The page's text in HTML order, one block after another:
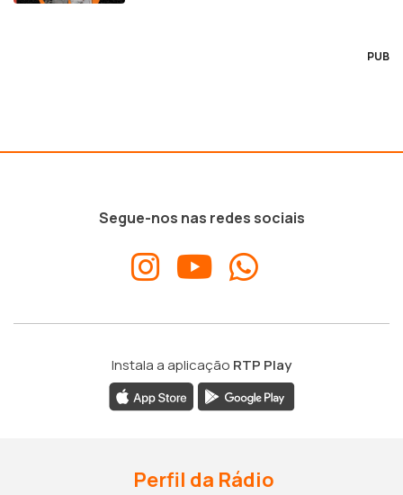
PUB
Segue-nos nas redes sociais
Instala a aplicação RTP Play
Perfil da Rádio